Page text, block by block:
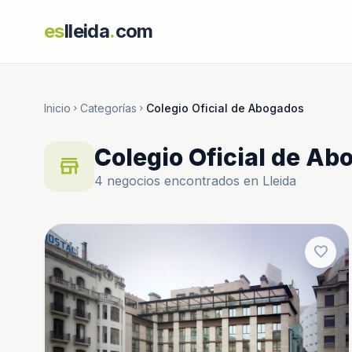
eslleida.com
Inicio chevron_right Categorías chevron_right Colegio Oficial de Abogados
store Colegio Oficial de
4 negocios encontrados en Lleida
favorite